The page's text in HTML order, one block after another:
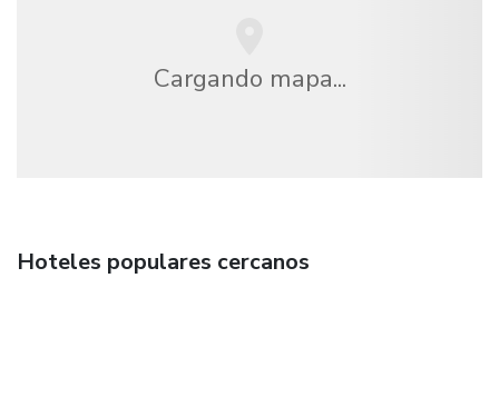
Cargando mapa...
Hoteles populares cercanos